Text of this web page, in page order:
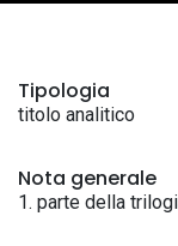
Tipologia
titolo analitico
Nota generale
1. parte della